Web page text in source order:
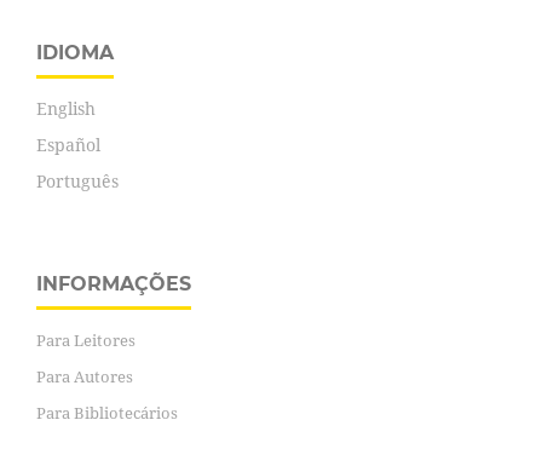
IDIOMA
English
Español
Português
INFORMAÇÕES
Para Leitores
Para Autores
Para Bibliotecários